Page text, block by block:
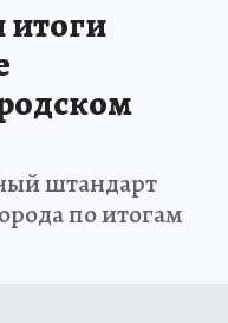
итоги
штандарт
по итогам